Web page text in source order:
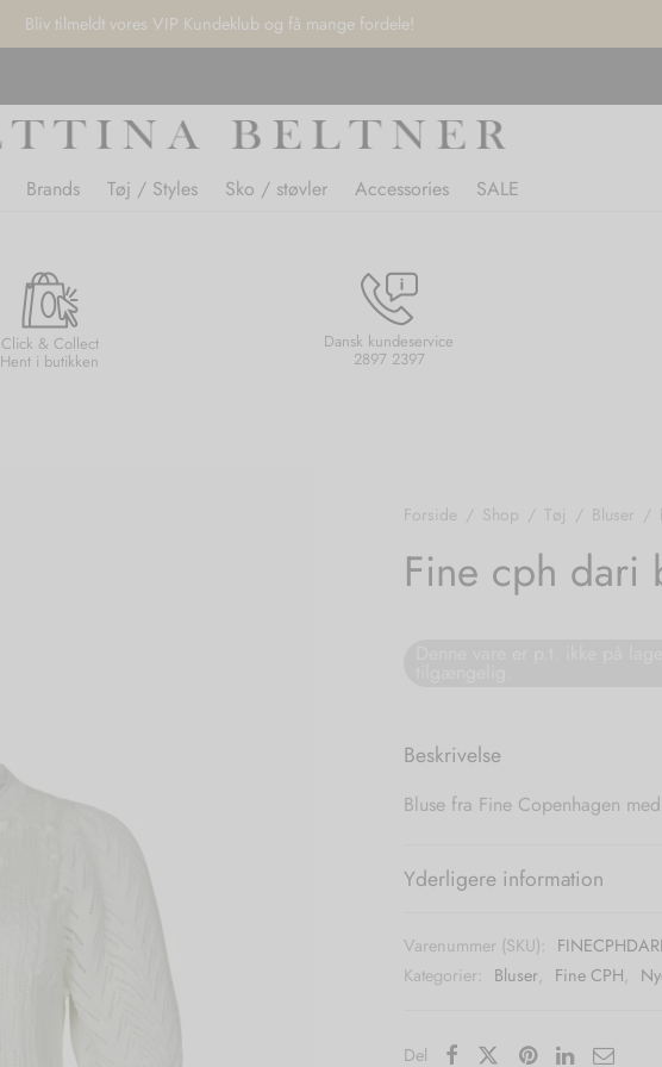
Bliv tilmeldt vores VIP Kundeklub og få mange fordele!
Brands Tøj / Styles Sko / støvler Accessories SALE
Click & Collect
Hent i butikken
Dansk kundeservice
2897 2397
Forside / Shop / Tøj / Bluser /
Fine cph dari
Beskrivelse
Bluse fra Fine Copenhagen
Yderligere information
Varenummer (SKU):
Kategorier: Bluser, Fine CPH,
Del